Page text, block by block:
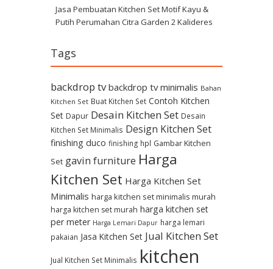
Jasa Pembuatan Kitchen Set Motif Kayu &
Putih Perumahan Citra Garden 2 Kalideres
Tags
backdrop tv backdrop tv minimalis Bahan
Kitchen Set Buat Kitchen Set Contoh Kitchen
Set Dapur Desain Kitchen Set Desain
Kitchen Set Minimalis Design Kitchen Set
finishing duco finishing hpl Gambar Kitchen
Set gavin furniture Harga
Kitchen Set Harga Kitchen Set
Minimalis harga kitchen set minimalis murah
harga kitchen set murah harga kitchen set
per meter Harga Lemari Dapur harga lemari
pakaian Jasa Kitchen Set Jual Kitchen Set
Jual Kitchen Set Minimalis kitchen